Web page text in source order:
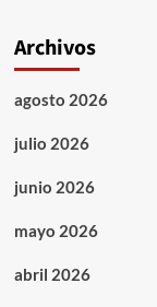
Archivos
agosto 2026
julio 2026
junio 2026
mayo 2026
abril 2026